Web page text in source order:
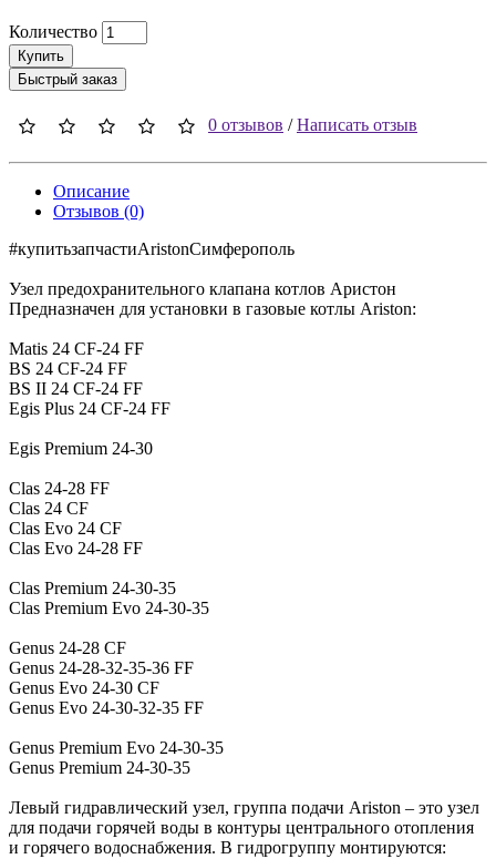
Количество
Купить
Быстрый заказ
0 отзывов /Написать отзыв
Описание
Отзывов (0)
#купитьзапчастиAristonCимферополь
Узел предохранительного клапана котлов Аристон
Предназначен для установки в газовые котлы Ariston:
Matis 24 CF-24 FF
BS 24 CF-24 FF
BS II 24 CF-24 FF
Egis Plus 24 CF-24 FF
Egis Premium 24-30
Clas 24-28 FF
Clas 24 CF
Clas Evo 24 CF
Clas Evo 24-28 FF
Clas Premium 24-30-35
Clas Premium Evo 24-30-35
Genus 24-28 CF
Genus 24-28-32-35-36 FF
Genus Evo 24-30 CF
Genus Evo 24-30-32-35 FF
Genus Premium Evo 24-30-35
Genus Premium 24-30-35
Левый гидравлический узел, группа подачи Ariston – это узел
для подачи горячей воды в контуры центрального отопления
и горячего водоснабжения. В гидрогруппу монтируются: